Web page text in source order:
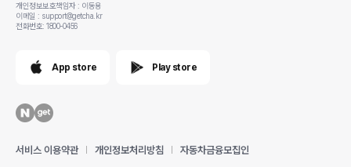
개인정보보호책임자 : 이동용
이메일 : support@getcha.kr
전화번호: 1800-0456
App store Play store
서비스 이용약관 개인정보처리방침 자동차금융모집인